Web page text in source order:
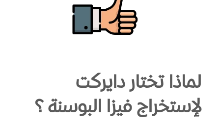
لماذا تختار دايركت
لإستخراج فيزا البوسنة ؟